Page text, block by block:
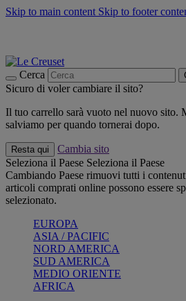
Skip to main content Skip to footer
Cerca
Sicuro di voler cambiare il sito?
Il tuo carrello sarà vuoto nel nuovo sito.
salviamo per quando tornerai dopo.
Resta qui
Cambia sito
Seleziona il Paese Seleziona il Paese
Cambiando Paese rimuovi tutti i
articoli comprati online possono essere
selezionato.
EUROPA
ASIA / PACIFIC
NORD AMERICA
SUD AMERICA
MEDIO ORIENTE
AFRICA